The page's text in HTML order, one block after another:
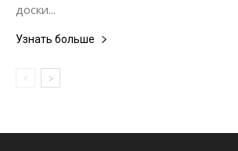
доски...
Узнать больше